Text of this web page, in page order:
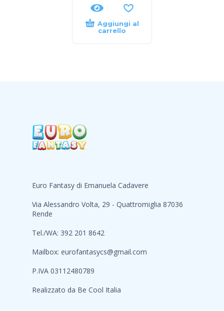
Aggiungi al
carrello
Euro Fantasy di Emanuela Cadavere
Via Alessandro Volta, 29 - Quattromiglia 87036
Rende
Tel./WA: 392 201 8642
Mailbox: eurofantasycs@gmail.com
P.IVA 03112480789
Realizzato da Be Cool Italia